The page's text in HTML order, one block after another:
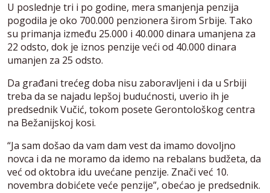
U poslednje tri i po godine, mera smanjenja penzija
pogodila je oko 700.000 penzionera širom Srbije. Tako
su primanja između 25.000 i 40.000 dinara umanjena za
22 odsto, dok je iznos penzije veći od 40.000 dinara
umanjen za 25 odsto.
Da građani trećeg doba nisu zaboravljeni i da u Srbiji
treba da se najadu lepšoj budućnosti, uverio ih je
predsednik Vučić, tokom posete Gerontološkog centra
na Bežanijskoj kosi.
“Ja sam došao da vam dam vest da imamo dovoljno
novca i da ne moramo da idemo na rebalans budžeta, da
već od oktobra idu uvećane penzije. Znači već 10.
novembra dobićete veće penzije”, obećao je predsednik.